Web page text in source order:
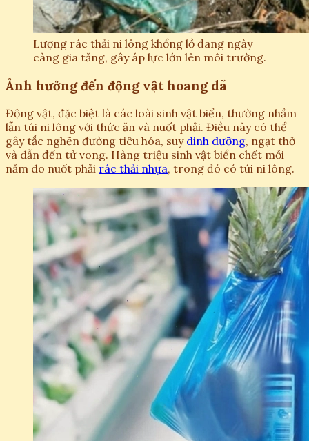
Lượng rác thải ni lông khổng lồ đang ngày
càng gia tăng, gây áp lực lớn lên môi trường.
Ảnh hưởng đến động vật hoang dã
Động vật, đặc biệt là các loài sinh vật biển, thường nhầm
lẫn túi ni lông với thức ăn và nuốt phải. Điều này có thể
gây tắc nghẽn đường tiêu hóa, suy dinh dưỡng, ngạt thở
và dẫn đến tử vong. Hàng triệu sinh vật biển chết mỗi
năm do nuốt phải rác thải nhựa, trong đó có túi ni lông.